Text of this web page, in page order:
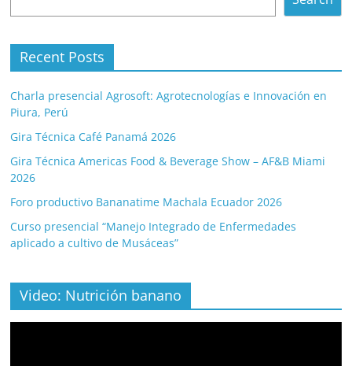
Recent Posts
Charla presencial Agrosoft: Agrotecnologías e Innovación en
Piura, Perú
Gira Técnica Café Panamá 2026
Gira Técnica Americas Food & Beverage Show – AF&B Miami
2026
Foro productivo Bananatime Machala Ecuador 2026
Curso presencial “Manejo Integrado de Enfermedades
aplicado a cultivo de Musáceas”
Video: Nutrición banano